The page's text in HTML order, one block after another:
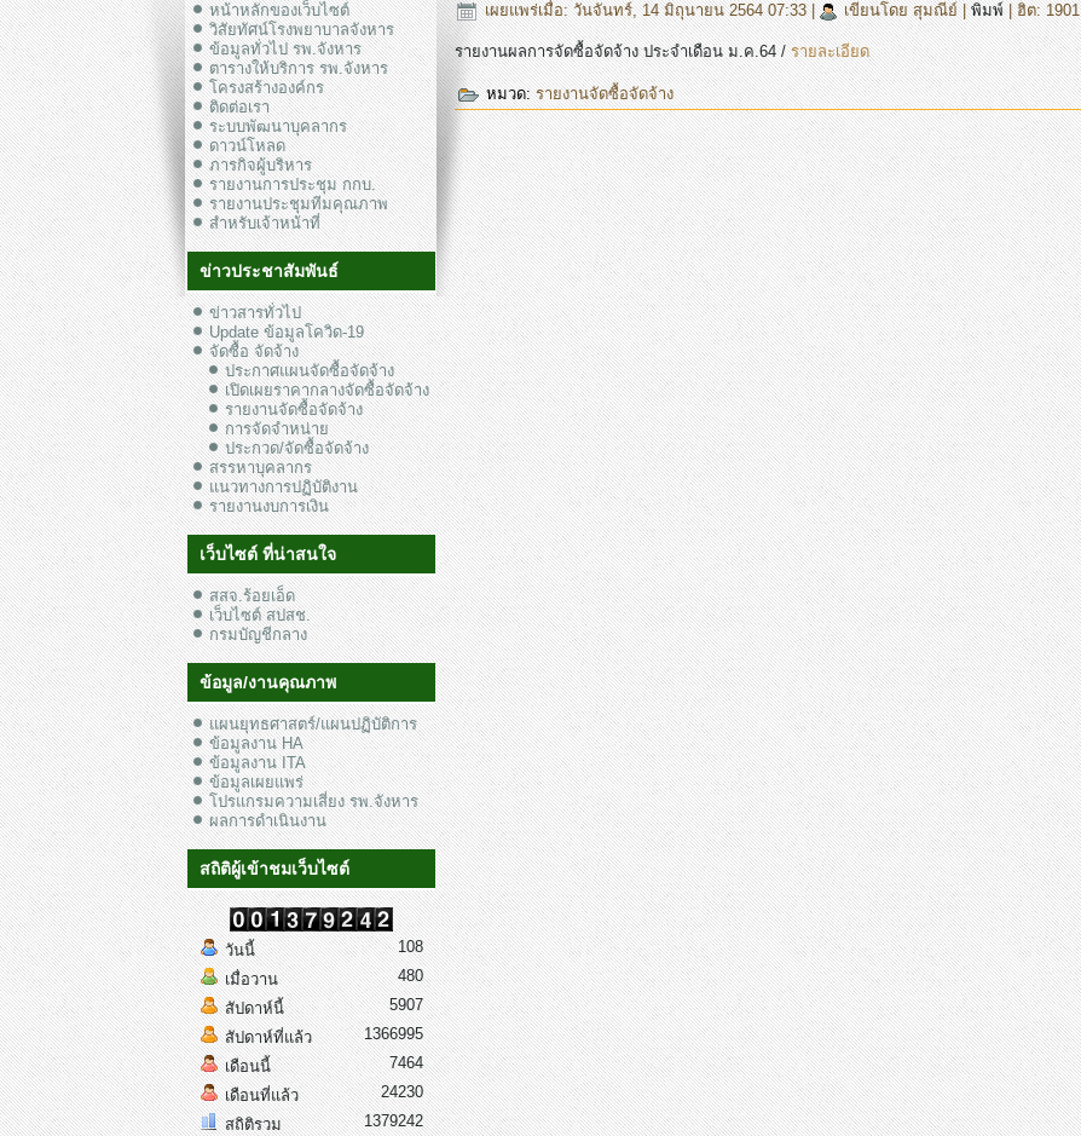
หน้าหลักของเว็บไซต์
วิสัยทัศน์โรงพยาบาลจังหาร
ข้อมูลทั่วไป รพ.จังหาร
ตารางให้บริการ รพ.จังหาร
โครงสร้างองค์กร
ติดต่อเรา
ระบบพัฒนาบุคลากร
ดาวน์โหลด
ภารกิจผู้บริหาร
รายงานการประชุม กกบ.
รายงานประชุมทีมคุณภาพ
สำหรับเจ้าหน้าที่
ข่าวประชาสัมพันธ์
ข่าวสารทั่วไป
Update ข้อมูลโควิด-19
จัดซื้อ จัดจ้าง
ประกาศแผนจัดซื้อจัดจ้าง
เปิดเผยราคากลางจัดซื้อจัดจ้าง
รายงานจัดซื้อจัดจ้าง
การจัดจำหน่าย
ประกวด/จัดซื้อจัดจ้าง
สรรหาบุคลากร
แนวทางการปฏิบัติงาน
รายงานงบการเงิน
เว็บไซต์ ที่น่าสนใจ
สสจ.ร้อยเอ็ด
เว็บไซต์ สปสช.
กรมบัญชีกลาง
ข้อมูล/งานคุณภาพ
แผนยุทธศาสตร์/แผนปฏิบัติการ
ข้อมูลงาน HA
ข้อมูลงาน ITA
ข้อมูลเผยแพร่
โปรแกรมความเสี่ยง รพ.จังหาร
ผลการดำเนินงาน
สถิติผู้เข้าชมเว็บไซต์
วันนี้
เมื่อวาน
สัปดาห์นี้
สัปดาห์ที่แล้ว
เดือนนี้
เดือนที่แล้ว
สถิติรวม
108
480
5907
1366995
7464
24230
1379242
เผยแพร่เมื่อ: วันจันทร์, 14 มิถุนายน 2564 07:33| เขียนโดย สุมณีย์|พิมพ์| ฮิต: 1901
รายงานผลการจัดซื้อจัดจ้าง ประจำเดือน ม.ค.64 /รายละเอียด
หมวด:รายงานจัดซื้อจัดจ้าง